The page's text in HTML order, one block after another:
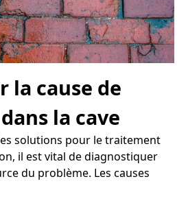
la cause de
la cave
solutions pour le traitement
il est vital de diagnostiquer
du problème. Les causes